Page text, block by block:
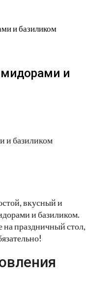
и базиликом
и
вкусный и
и базиликом.
на праздничный стол,